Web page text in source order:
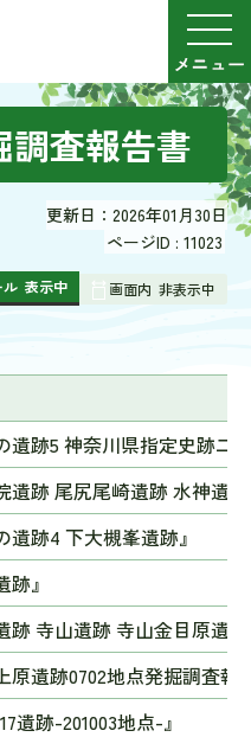
調査報告書
更新日：2026年01月30日
ページID : 11023
ル 表示中 画面内 非表示中
遺跡5 神奈川県指定史跡二
遺跡 尾尻尾崎遺跡 水神遺
遺跡4 下大槻峯遺跡』
跡』
跡 寺山遺跡 寺山金目原遺
原遺跡0702地点発掘調査
遺跡-201003地点-』